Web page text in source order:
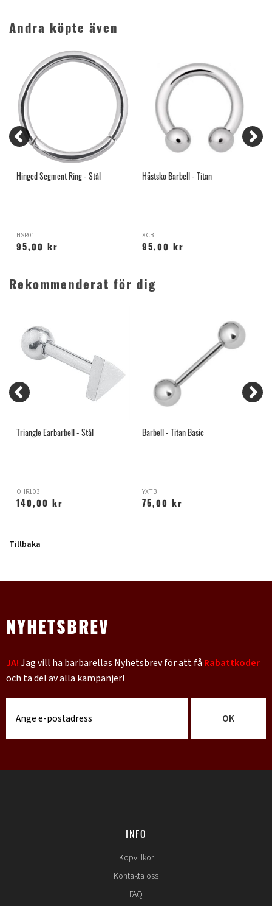
Andra köpte även
Hinged Segment Ring - Stål
HSR01
95,00 kr
Hästsko Barbell - Titan
XCB
95,00 kr
Rekommenderat för dig
Triangle Earbarbell - Stål
OHR103
140,00 kr
Barbell - Titan Basic
YXTB
75,00 kr
Tillbaka
NYHETSBREV
JA!Jag vill ha barbarellas Nyhetsbrev för att fåRabattkoder
och ta del av alla kampanjer!
OK
INFO
Köpvillkor
Kontakta oss
FAQ